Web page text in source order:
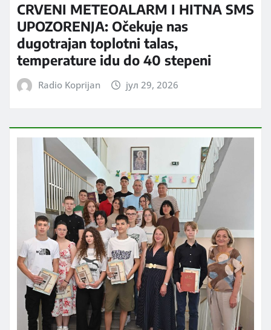
CRVENI METEOALARM I HITNA SMS
UPOZORENJA: Očekuje nas
dugotrajan toplotni talas,
temperature idu do 40 stepeni
Radio Koprijan јул 29, 2026